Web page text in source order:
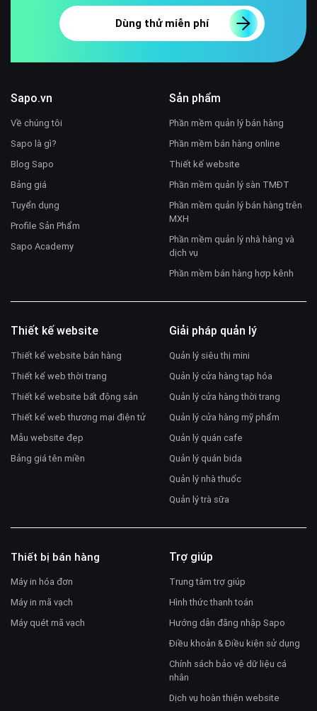
Dùng thử miễn phí
Sapo.vn
Về chúng tôi
Sapo là gì?
Blog Sapo
Bảng giá
Tuyển dụng
Profile Sản Phẩm
Sapo Academy
Sản phẩm
Phần mềm quản lý bán hàng
Phần mềm bán hàng online
Thiết kế website
Phần mềm quản lý sàn TMĐT
Phần mềm quản lý bán hàng trên
MXH
Phần mềm quản lý nhà hàng và
dịch vụ
Phần mềm bán hàng hợp kênh
Thiết kế website
Thiết kế website bán hàng
Thiết kế web thời trang
Thiết kế website bất động sản
Thiết kế web thương mại điện tử
Mẫu website đẹp
Bảng giá tên miền
Giải pháp quản lý
Quản lý siêu thị mini
Quản lý cửa hàng tạp hóa
Quản lý cửa hàng thời trang
Quản lý cửa hàng mỹ phẩm
Quản lý quán cafe
Quản lý quán bida
Quản lý nhà thuốc
Quản lý trà sữa
Thiết bị bán hàng
Máy in hóa đơn
Máy in mã vạch
Máy quét mã vạch
Trợ giúp
Trung tâm trợ giúp
Hình thức thanh toán
Hướng dẫn đăng nhập Sapo
Điều khoản & Điều kiện sử dụng
Chính sách bảo vệ dữ liệu cá
nhân
Dịch vụ hoàn thiện website